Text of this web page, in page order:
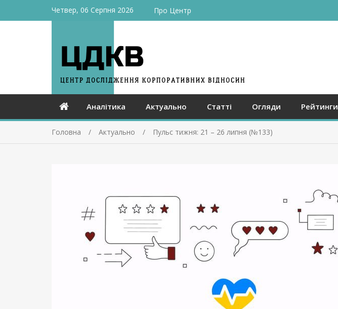
Четвер, 06 Серпня 2026 Про Центр
Аналітика Актуально Статті Огляди Рейтинги
Головна Актуально Пульс тижня: 21 – 26 липня (№133)